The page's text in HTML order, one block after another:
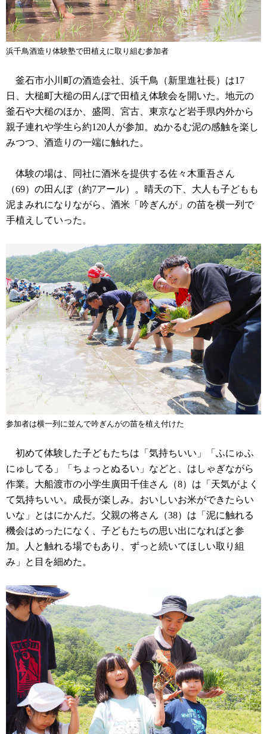
浜千鳥酒造り体験塾で田植えに取り組む参加者
釜石市小川町の酒造会社、浜千鳥（新里進社長）は17
日、大槌町大槌の田んぼで田植え体験会を開いた。地元の
釜石や大槌のほか、盛岡、宮古、東京など岩手県内外から
親子連れや学生ら約120人が参加。ぬかるむ泥の感触を楽し
みつつ、酒造りの一端に触れた。
体験の場は、同社に酒米を提供する佐々木重吾さん
（69）の田んぼ（約7アール）。晴天の下、大人も子どもも
泥まみれになりながら、酒米「吟ぎんが」の苗を横一列で
手植えしていった。
参加者は横一列に並んで吟ぎんがの苗を植え付けた
初めて体験した子どもたちは「気持ちいい」「ふにゅふ
にゅしてる」「ちょっとぬるい」などと、はしゃぎながら
作業。大船渡市の小学生廣田千佳さん（8）は「天気がよく
て気持ちいい。成長が楽しみ。おいしいお米ができたらい
いな」とはにかんだ。父親の将さん（38）は「泥に触れる
機会はめったになく、子どもたちの思い出になればと参
加。人と触れる場でもあり、ずっと続いてほしい取り組
み」と目を細めた。